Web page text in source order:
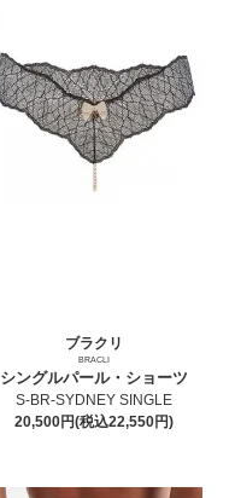
ブラクリ
BRACLI
シングルパール・ショーツ
S-BR-SYDNEY SINGLE
20,500円(税込22,550円)